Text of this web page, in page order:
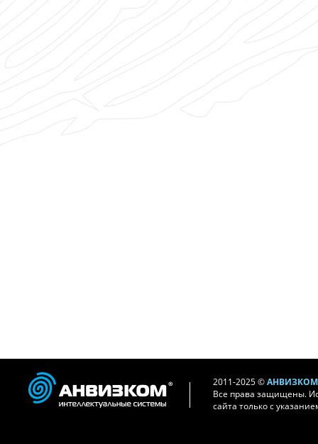
2011-2025 ©
Все права защищены.
сайта только с